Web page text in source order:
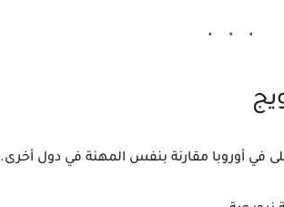
في أوروبا مقارنة بنفس المهنة في دول أخرى.